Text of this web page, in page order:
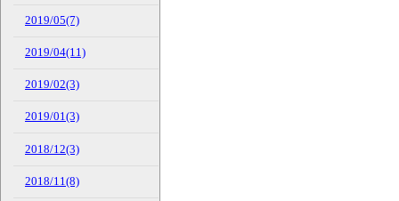
2019/05(7)
2019/04(11)
2019/02(3)
2019/01(3)
2018/12(3)
2018/11(8)